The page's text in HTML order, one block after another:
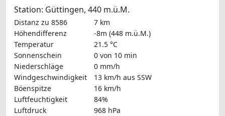
Station: Güttingen, 440 m.ü.M.
Distanz zu 8586
7 km
Höhendifferenz
-8m (448 m.ü.M.)
Temperatur
21.5 °C
Sonnenschein
0 von 10 min
Niederschläge
0 mm/h
Windgeschwindigkeit
13 km/h aus SSW
Böenspitze
16 km/h
Luftfeuchtigkeit
84%
Luftdruck
968 hPa